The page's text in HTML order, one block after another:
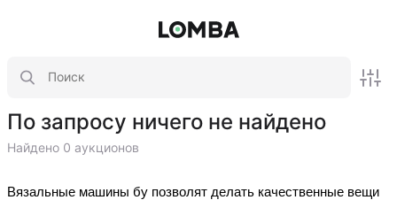
По запросу ничего не найдено
Найдено 0 аукционов
Вязальные машины бу позволят делать качественные вещи